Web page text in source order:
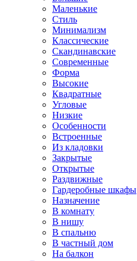
Маленькие
Стиль
Минимализм
Классические
Скандинавские
Современные
Форма
Высокие
Квадратные
Угловые
Низкие
Особенности
Встроенные
Из кладовки
Закрытые
Открытые
Раздвижные
Гардеробные шкафы
Назначение
В комнату
В нишу
В спальню
В частный дом
На балкон